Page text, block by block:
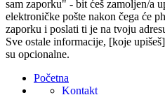
sam zaporku" - bit ćeš zamoljen/a
elektroničke pošte nakon čega će
zaporku i poslati ti je na tvoju
Sve ostale informacije, [koje
su opcionalne.
Početna
Kontakt